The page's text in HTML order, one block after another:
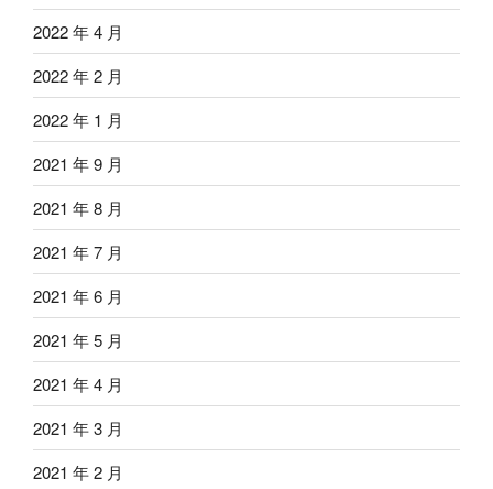
2022 年 4 月
2022 年 2 月
2022 年 1 月
2021 年 9 月
2021 年 8 月
2021 年 7 月
2021 年 6 月
2021 年 5 月
2021 年 4 月
2021 年 3 月
2021 年 2 月